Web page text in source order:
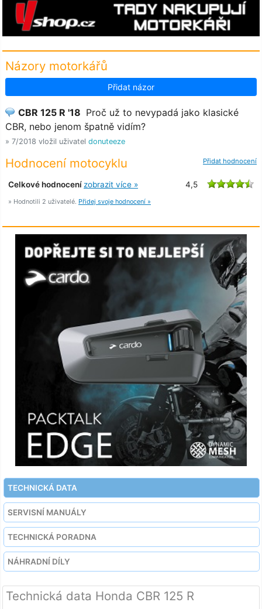
Názory motorkářů
Přidat názor
CBR 125 R '18 Proč už to nevypadá jako klasické
CBR, nebo jenom špatně vidím?
» 7/2018 vložil uživatel donuteeze
Přidat hodnocení
Hodnocení motocyklu
Celkové hodnocení zobrazit více » 4,5
» Hodnotili 2 uživatelé. Přidej svoje hodnocení »
TECHNICKÁ DATA
SERVISNÍ MANUÁLY
TECHNICKÁ PORADNA
NÁHRADNÍ DÍLY
Technická data Honda CBR 125 R